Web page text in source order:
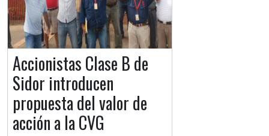
Accionistas Clase B de
Sidor introducen
propuesta del valor de
acción a la CVG